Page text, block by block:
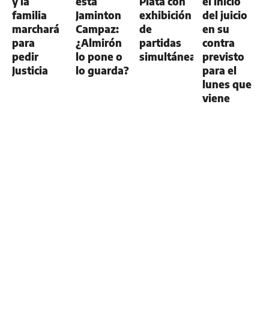
familia
marchará
para
pedir
Justicia
Jaminton
Campaz:
¿Almirón
lo pone o
lo guarda?
exhibición
de
partidas
simultáneas
del juicio
en su
contra
previsto
para el
lunes que
viene